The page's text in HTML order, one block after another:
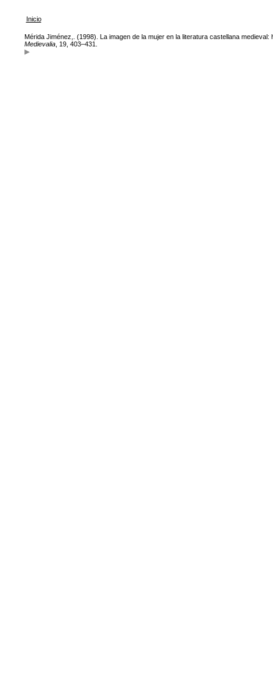
Inicio
Mérida Jiménez,. (1998). La imagen de la mujer en la literatura castellana
Medievalia, 19, 403–431.